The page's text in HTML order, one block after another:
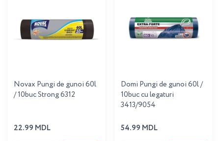
Novax Pungi de gunoi 60l
/ 10buc Strong 6312
22.99 MDL
Domi Pungi de gunoi 60l /
10buc cu legaturi
3413/9054
54.99 MDL